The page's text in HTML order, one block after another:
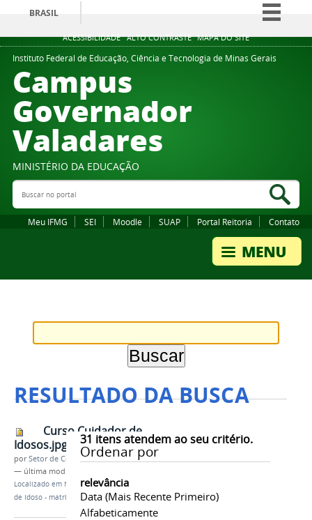
ACESSIBILIDADE ALTO CONTRASTE MAPA DO SITE
BRASIL
Simplifique!
Comunica BR
Instituto Federal de Educação, Ciência e Tecnologia de Minas Gerais
Campus
Governador
Valadares
MINISTÉRIO DA EDUCAÇÃO
Buscar no portal
Meu IFMG SEI Moodle SUAP Portal Reitoria Contato
RESULTADO DA BUSCA
31 itens atendem ao seu critério.
Ordenar por
relevância
Data (mais Recente Primeiro)
Alfabeticamente
Curso Cuidador de
Idosos.jpg
porSetor de Comunicação
— última modificação
Localizado em Notícias /3ª Chamada Curso Cuidador
de Idoso - matrículas nesta sexta (15)